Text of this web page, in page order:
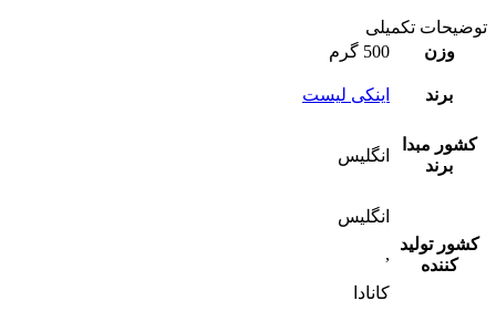
توضیحات تکمیلی
وزن
500 گرم
برند اینکی لیست
کشور مبدا
برند
انگلیس
کشور تولید
کننده
انگلیس
,
کانادا